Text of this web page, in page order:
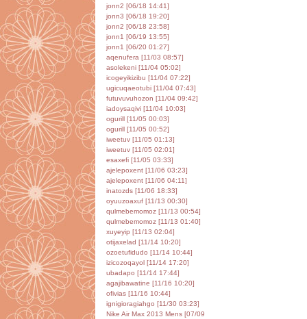
jonn2 [06/18 14:41]
jonn3 [06/18 19:20]
jonn2 [06/18 23:58]
jonn1 [06/19 13:55]
jonn1 [06/20 01:27]
aqenufera [11/03 08:57]
asolekeni [11/04 05:02]
icogeyikizibu [11/04 07:22]
ugicuqaeotubi [11/04 07:43]
futuvuvuhozon [11/04 09:42]
iadoysaqivi [11/04 10:03]
ogurill [11/05 00:03]
ogurill [11/05 00:52]
iweetuv [11/05 01:13]
iweetuv [11/05 02:01]
esaxefi [11/05 03:33]
ajelepoxent [11/06 03:23]
ajelepoxent [11/06 04:11]
inatozds [11/06 18:33]
oyuuzoaxuf [11/13 00:30]
qulmebemomoz [11/13 00:54]
qulmebemomoz [11/13 01:40]
xuyeyip [11/13 02:04]
otijaxelad [11/14 10:20]
ozoetufidudo [11/14 10:44]
izicozoqayol [11/14 17:20]
ubadapo [11/14 17:44]
agajibawatine [11/16 10:20]
ofivias [11/16 10:44]
ignigioragiahgo [11/30 03:23]
Nike Air Max 2013 Mens [07/09